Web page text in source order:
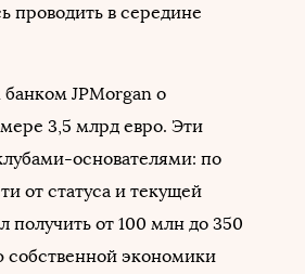
проводить в середине
JPMorgan о
3,5 млрд евро. Эти
основателями: по
от статуса и текущей
от 100 млн до 350
собственной экономики